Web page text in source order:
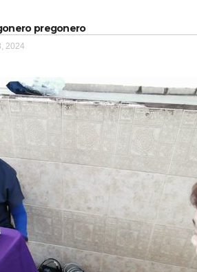
pregonero
2024